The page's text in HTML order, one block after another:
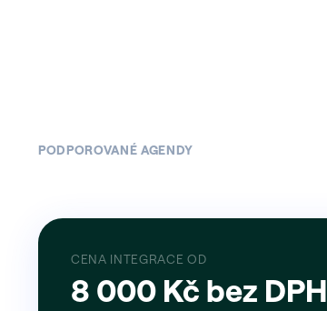
PODPOROVANÉ AGENDY
CENA INTEGRACE OD
8 000 Kč bez DPH